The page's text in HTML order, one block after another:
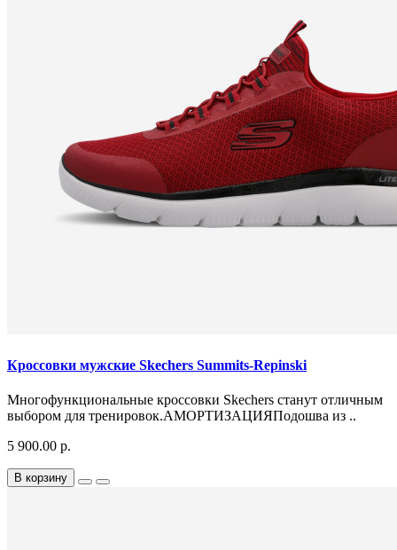
Кроссовки мужские Skechers Summits-Repinski
Многофункциональные кроссовки Skechers станут отличным
выбором для тренировок.АМОРТИЗАЦИЯПодошва из ..
5 900.00 р.
В корзину